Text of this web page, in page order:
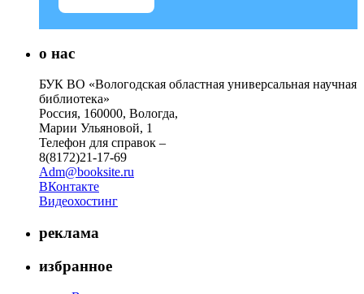
о нас
БУК ВО «Вологодская областная универсальная научная
библиотека»
Россия, 160000, Вологда,
Марии Ульяновой, 1
Телефон для справок –
8(8172)21-17-69
Adm@booksite.ru
ВКонтакте
Видеохостинг
реклама
избранное